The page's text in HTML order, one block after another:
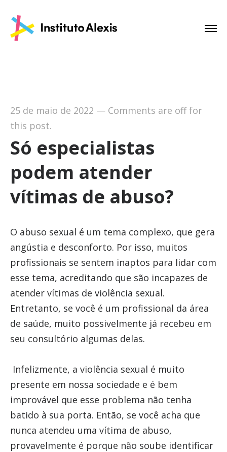
25 de maio de 2022 — Comments are off for
this post.
Só especialistas
podem atender
vítimas de abuso?
O abuso sexual é um tema complexo, que gera
angústia e desconforto. Por isso, muitos
profissionais se sentem inaptos para lidar com
esse tema, acreditando que são incapazes de
atender vítimas de violência sexual.
Entretanto, se você é um profissional da área
de saúde, muito possivelmente já recebeu em
seu consultório algumas delas.
Infelizmente, a violência sexual é muito
presente em nossa sociedade e é bem
improvável que esse problema não tenha
batido à sua porta. Então, se você acha que
nunca atendeu uma vítima de abuso,
provavelmente é porque não soube identificar